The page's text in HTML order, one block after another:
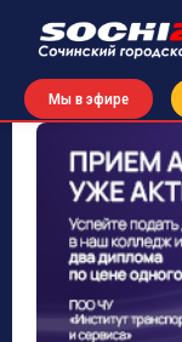
Мы в эфире